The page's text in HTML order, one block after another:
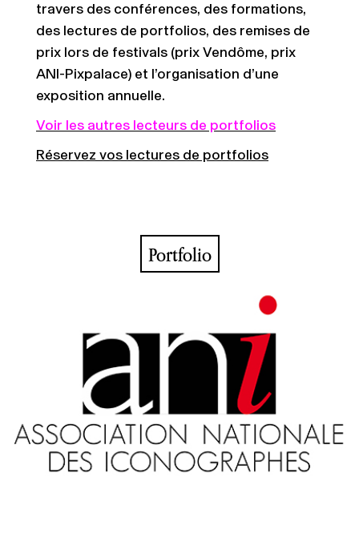
travers des conférences, des formations,
des lectures de portfolios, des remises de
prix lors de festivals (prix Vendôme, prix
ANI-Pixpalace) et l’organisation d’une
exposition annuelle.
Voir les autres lecteurs de portfolios
Réservez vos lectures de portfolios
Portfolio